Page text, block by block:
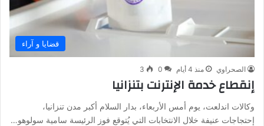
قضايا و آراء
الصحراوي منذ 4 أيام 0
3
إنقطاع خدمة الإنترنت بتنزانيا
وكالات اندلعت، يوم أمس الأربعاء، بدار السلام أكبر مدن تنزانيا،
إحتجاجات عنيفة خلال الانتخابات التي يُتوقع فوز الرئيسة سامية سولوهو…